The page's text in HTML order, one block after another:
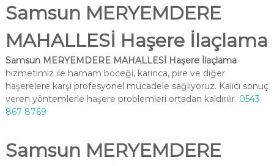
Samsun MERYEMDERE
MAHALLESİ Haşere İlaçlama
Samsun MERYEMDERE MAHALLESİ Haşere İlaçlama
hizmetimiz ile hamam böceği, karınca, pire ve diğer
haşerelere karşı profesyonel mücadele sağlıyoruz. Kalıcı sonuç
veren yöntemlerle haşere problemleri ortadan kaldırılır. 0543
867 8769
Samsun MERYEMDERE